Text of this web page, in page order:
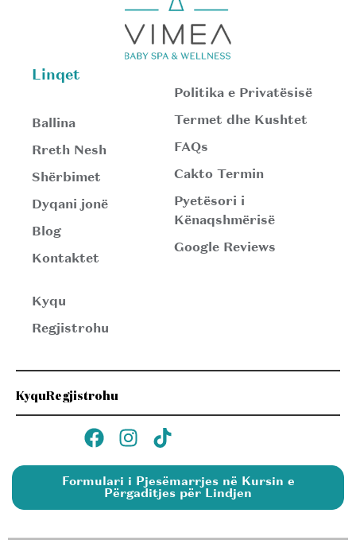
Linqet
Ballina
Rreth Nesh
Shërbimet
Dyqani jonë
Blog
Kontaktet
Kyqu
Regjistrohu
Politika e Privatësisë
Termet dhe Kushtet
FAQs
Cakto Termin
Pyetësori i
Kënaqshmërisë
Google Reviews
KyquRegjistrohu
Formulari i Pjesëmarrjes në Kursin e
Përgaditjes për Lindjen